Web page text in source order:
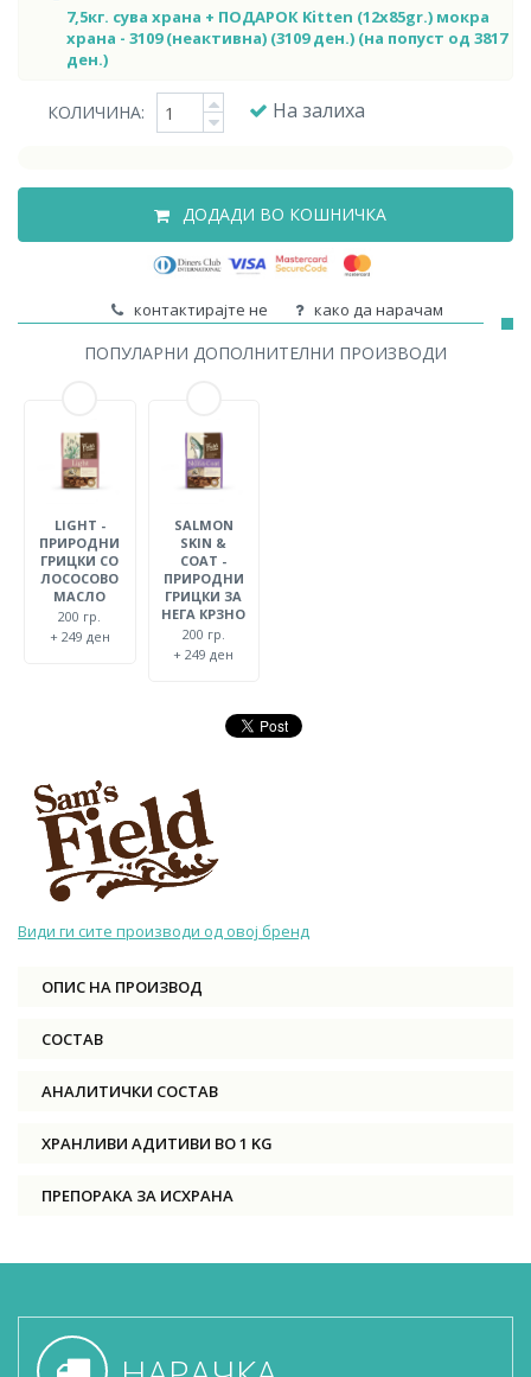
7,5кг. сува храна + ПОДАРОК Kitten (12x85gr.) мокра
храна - 3109 (неактивна) (3109 ден.) (на попуст од 3817
ден.)
КОЛИЧИНА: На залиха
ДОДАДИ ВО КОШНИЧКА
контактирајте не како да нарачам
ПОПУЛАРНИ ДОПОЛНИТЕЛНИ ПРОИЗВОДИ
LIGHT -
ПРИРОДНИ
ГРИЦКИ СО
ЛОСОСОВО
МАСЛО
200 гр.
+ 249 ден
SALMON
SKIN &
COAT -
ПРИРОДНИ
ГРИЦКИ ЗА
НЕГА КРЗНО
200 гр.
+ 249 ден
Види ги сите производи од овој бренд
ОПИС НА ПРОИЗВОД
СОСТАВ
АНАЛИТИЧКИ СОСТАВ
ХРАНЛИВИ АДИТИВИ ВО 1 KG
ПРЕПОРАКА ЗА ИСХРАНА